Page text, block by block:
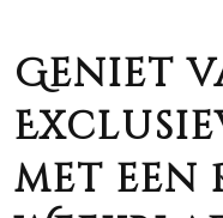
Geniet
met een